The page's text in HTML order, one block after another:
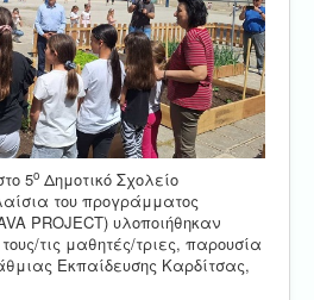
5ο Δημοτικό Σχολείο
του προγράμματος
PROJECT) υλοποιήθηκαν
τις μαθητές/τριες, παρουσία
Εκπαίδευσης Καρδίτσας,